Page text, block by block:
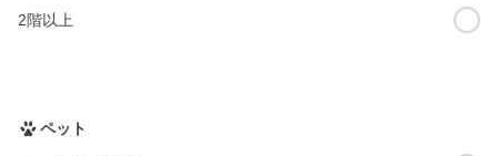
2階以上
ペット